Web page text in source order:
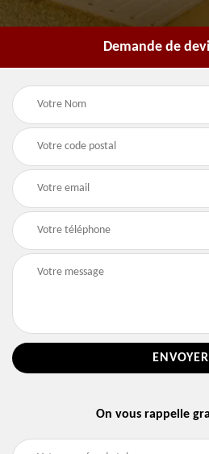
Demande de
On vous rappelle